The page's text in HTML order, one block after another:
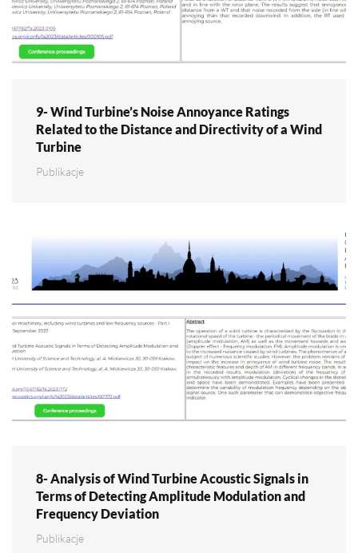
9- Wind Turbine’s Noise Annoyance Ratings
Related to the Distance and Directivity of a Wind
Turbine
Publikacje
8- Analysis of Wind Turbine Acoustic Signals in
Terms of Detecting Amplitude Modulation and
Frequency Deviation
Publikacje